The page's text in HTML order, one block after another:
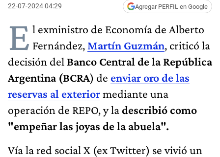
22-07-2024 04:29 Agregar PERFIL en Google
E l exministro de Economía de Alberto
Fernández, Martín Guzmán, criticó la
decisión del Banco Central de la República
Argentina (BCRA) de enviar oro de las
reservas al exteriormediante una
operación de REPO, y ladescribió como
"empeñar las joyas de la abuela".
Vía la red social X (ex Twitter) se vivió un